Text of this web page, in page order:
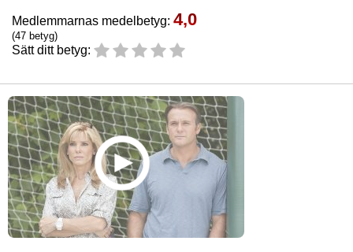
Medlemmarnas medelbetyg: 4,0
(47 betyg)
Sätt ditt betyg: